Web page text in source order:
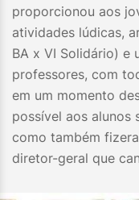
proporcionou aos
atividades lúdicas,
BA x VI Solidário) e
professores, com
em um momento
possível aos alunos
como também
diretor-geral que